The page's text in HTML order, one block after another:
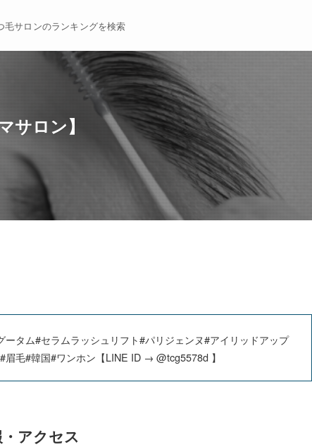
毛サロンのランキングを検索
サロン】
タム#セラムラッシュリフト#パリジェンヌ#アイリッドアップ
毛#韓国#ワンホン【LINE ID → @tcg5578d 】
アクセス